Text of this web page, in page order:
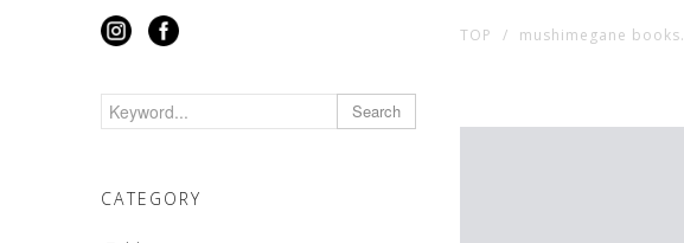
TOP mushimegane books.
Search
CATEGORY